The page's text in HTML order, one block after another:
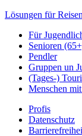
Lösungen für
Für
Senioren
Pendler
Gruppen un
(Tages-)
Menschen
Profis
Datenschutz